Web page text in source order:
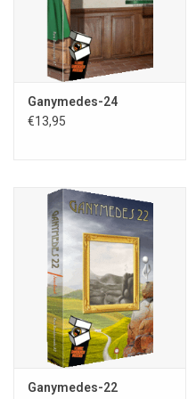
evenwichtige staalkaart van
literatuur voortbrengt.
Met trots maken wij bekend dat
opgenomen van (in
Finn Ruben
Leeuwenkamp,Ludo Maas
Miriam Ootjers,Beck
Scheepers,Karel Smolders
Weterings
Charles van
Zoals elk jaar worden de
door een schilderij van de hand
Vincent van der Linden (Trip to
Ganymedes
vindt u de
Nederlandstalige fantastische
Ganymedes-24
€13,95
Ganymedes-22